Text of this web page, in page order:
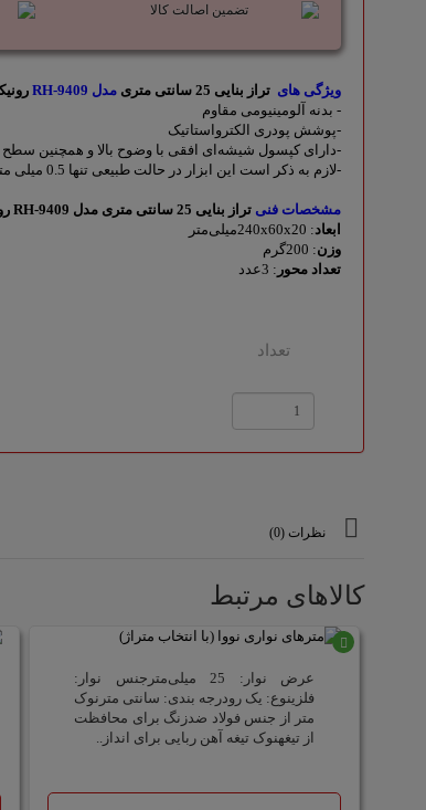
تضمین اصالت کالا
ویژگی های تراز بنایی 25 سانتی متری مدل RH-9409
- بدنه آلومینیومی مقاوم
-پوشش پودری الکترواستاتیک
-دارای کپسول‌ شیشه‌ای افقی با وضوح بالا و همچنین
-لازم به ذکر است این ابزار در حالت طبیعی تنها 0.5 میلی متر خطا دارد.
مشخصات فنی تراز بنایی 25 سانتی متری مدل RH-9409 رونیکس :
ابعاد: 240x60x20میلی‌متر
وزن: 200گرم
تعداد محور : 3عدد
تعداد
نظرات (0)
کالاهای مرتبط
عرض نوار: 25 میلی‌مترجنس نوار:
فلزینوع: یک رودرجه بندی: سانتی مترنوک
متر از جنس فولاد ضدزنگ برای محافظت
از تیغهنوک تیغه آهن ربایی برای انداز..